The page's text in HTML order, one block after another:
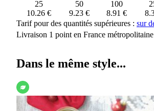
25
50 100
10.26 €
9.23 € 8.91 €
Tarif pour des quantités supérieures : sur
Livraison 1 point en France métropolitaine
Dans le même style...